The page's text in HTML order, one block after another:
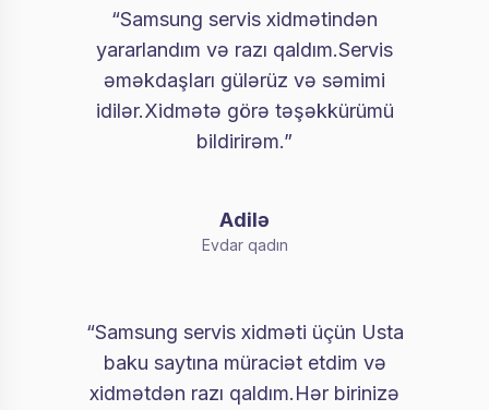
“Samsung servis xidmətindən
yararlandım və razı qaldım.Servis
əməkdaşları gülərüz və səmimi
idilər.Xidmətə görə təşəkkürümü
bildirirəm.”
Adilə
Evdar qadın
“Samsung servis xidməti üçün Usta
baku saytına müraciət etdim və
xidmətdən razı qaldım.Hər birinizə